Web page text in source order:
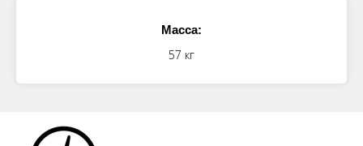
Масса:
57 кг